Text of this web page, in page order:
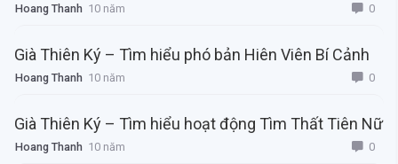
Hoang Thanh 10 năm 0
Già Thiên Ký – Tìm hiểu phó bản Hiên Viên Bí Cảnh
Hoang Thanh 10 năm 0
Già Thiên Ký – Tìm hiểu hoạt động Tìm Thất Tiên Nữ
Hoang Thanh 10 năm 0